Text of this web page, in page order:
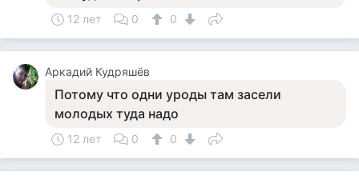
12 лет 0 0
Аркадий Кудряшёв
Потому что одни уроды там засели
молодых туда надо
12 лет 0 0